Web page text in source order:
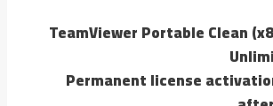
TeamViewer Portable Clean
Permanent license